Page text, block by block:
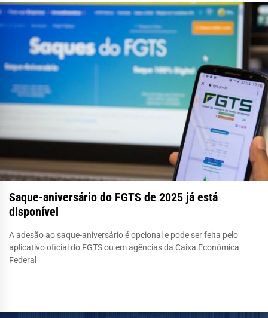
Saque-aniversário do FGTS de 2025 já está
disponível
A adesão ao saque-aniversário é opcional e pode ser feita pelo
aplicativo oficial do FGTS ou em agências da Caixa Econômica
Federal